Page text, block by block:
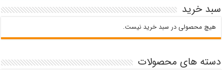
سبد خرید
هیچ محصولی در سبد خرید نیست.
دسته های محصولات